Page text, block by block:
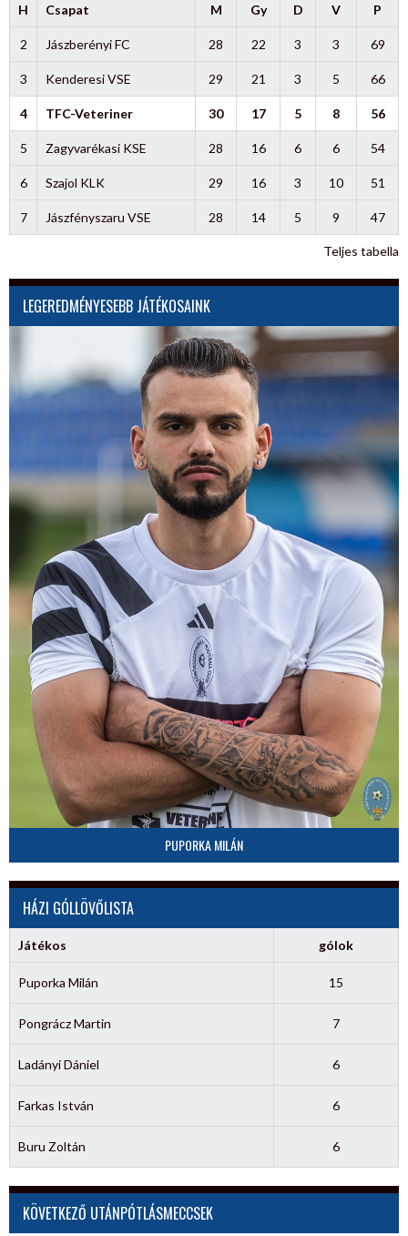
H Csapat M Gy D V P
2 Jászberényi FC 28 22 3 3 69
3 Kenderesi VSE 29 21 3 5 66
4 TFC-Veteriner 30 17 5 8 56
5 Zagyvarékasi KSE 28 16 6 6 54
6 Szajol KLK 29 16 3 10 51
7 Jászfényszaru VSE 28 14 5 9 47
Teljes tabella
LEGEREDMÉNYESEBB JÁTÉKOSAINK
PUPORKA MILÁN
HÁZI GÓLLÖVŐLISTA
Játékos gólok
Puporka Milán 15
Pongrácz Martin 7
Ladányi Dániel 6
Farkas István 6
Buru Zoltán 6
KÖVETKEZŐ UTÁNPÓTLÁSMECCSEK